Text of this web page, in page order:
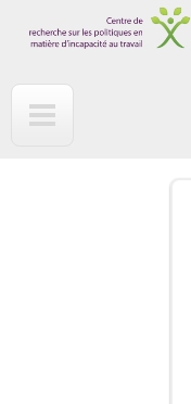
Skip to main content